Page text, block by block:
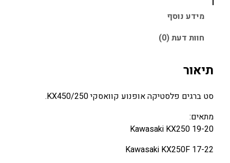
מידע נוסף
חוות דעת (0)
תיאור
סט ברגים פלסטיקה אופנוע קוואסקי KX450/250.
מתאים:
Kawasaki KX250 19-20
Kawasaki KX250F 17-22